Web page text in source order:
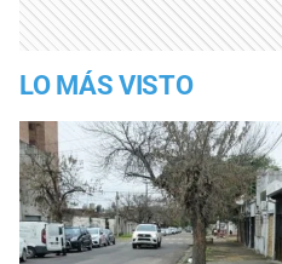
LO MÁS VISTO